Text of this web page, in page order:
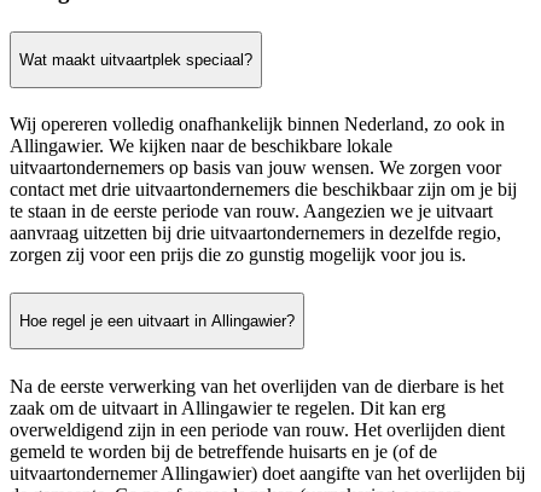
Wat maakt uitvaartplek speciaal?
Wij opereren volledig onafhankelijk binnen Nederland, zo ook in
Allingawier. We kijken naar de beschikbare lokale
uitvaartondernemers op basis van jouw wensen. We zorgen voor
contact met drie uitvaartondernemers die beschikbaar zijn om je bij
te staan in de eerste periode van rouw. Aangezien we je uitvaart
aanvraag uitzetten bij drie uitvaartondernemers in dezelfde regio,
zorgen zij voor een prijs die zo gunstig mogelijk voor jou is.
Hoe regel je een uitvaart in Allingawier?
Na de eerste verwerking van het overlijden van de dierbare is het
zaak om de uitvaart in Allingawier te regelen. Dit kan erg
overweldigend zijn in een periode van rouw. Het overlijden dient
gemeld te worden bij de betreffende huisarts en je (of de
uitvaartondernemer Allingawier) doet aangifte van het overlijden bij